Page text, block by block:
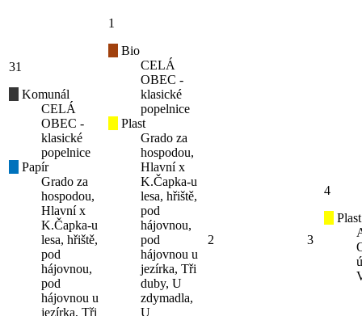
31
Komunál
CELÁ
OBEC -
klasické
popelnice
Papír
Grado za
hospodou,
Hlavní x
K.Čapka-u
lesa, hřiště,
pod
hájovnou,
pod
hájovnou u
jezírka, Tři
1
Bio
CELÁ
OBEC -
klasické
popelnice
Plast
Grado za
hospodou,
Hlavní x
K.Čapka-u
lesa, hřiště,
pod
hájovnou,
pod
hájovnou u
jezírka, Tři
duby, U
zdymadla,
U
2 3
4
Plast